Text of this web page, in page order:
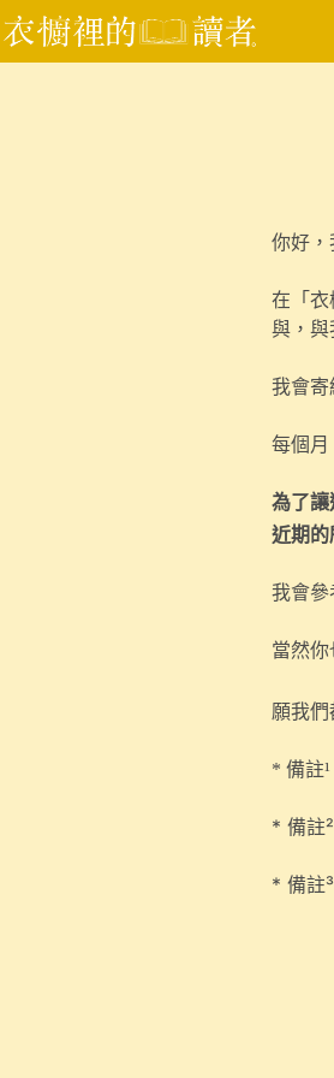
你好，
在「衣
與，與
我會寄
每個月
為了讓
近期的
我會參
當然你
願我們
* 備註
* 備註
* 備註